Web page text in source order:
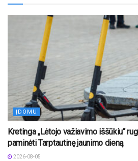
ĮDOMU
Kretinga „Lėtojo važiavimo iššūkiu“
paminėti Tarptautinę jaunimo dieną
2026-08-05